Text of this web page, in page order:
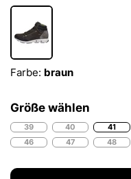
Farbe: braun
Größe wählen
39 40 41
46
47 48